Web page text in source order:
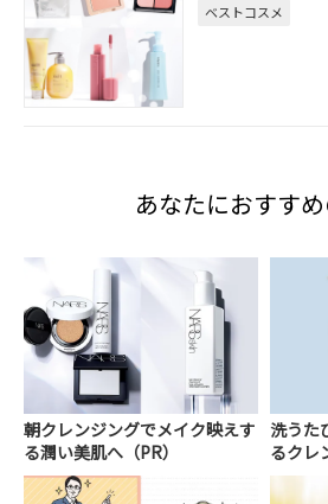
ベストコスメ
あなたにおすす
朝クレンジングでメイク映えす
る潤い美肌へ（PR）
洗うた
るクレ